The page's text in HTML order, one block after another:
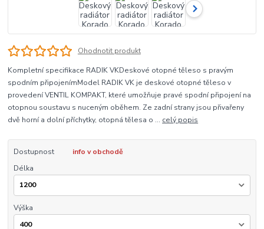
Ohodnotit produkt
Kompletní specifikace RADIK VKDeskové otopné těleso s pravým
spodním připojenímModel RADIK VK je deskové otopné těleso v
provedení VENTIL KOMPAKT, které umožňuje pravé spodní připojení na
otopnou soustavu s nuceným oběhem. Ze zadní strany jsou přivařeny
dvě horní a dolní příchytky, otopná tělesa o ... celý popis
Dostupnost
info v obchodě
Délka
Výška